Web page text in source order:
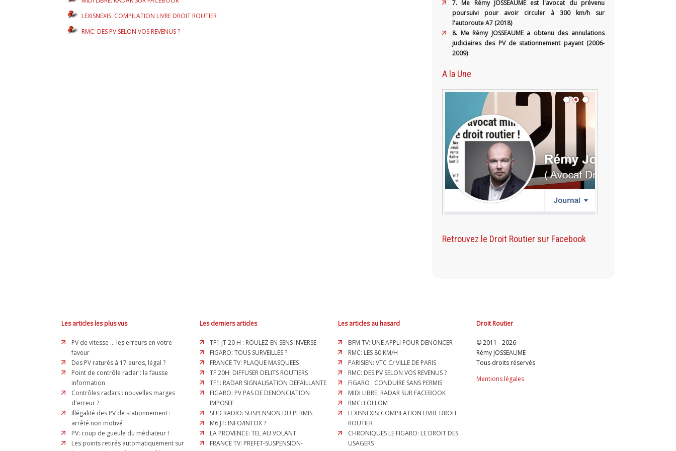
LEXISNEXIS: COMPILATION LIVRE DROIT ROUTIER
RMC: DES PV SELON VOS REVENUS ?
7. Me Rémy JOSSEAUME est l'avocat du prévenu
poursuivi pour avoir circuler à 300 km/h sur
l'autoroute A7 (2018)
8. Me Rémy JOSSEAUME a obtenu des annulations
judiciaires des PV de stationnement payant (2006-
2009)
A la Une
Retrouvez mon Blog sur Facebook
Retrouvez le Droit Routier sur Facebook
Les articles les plus vus
PV de vitesse ... les erreurs en votre
faveur
Des PV raturés à 17 euros, légal ?
Point de contrôle radar : la fausse
information
Contrôles radars : nouvelles marges
d'erreur ?
Illégalité des PV de stationnement :
arrêté non motivé
PV: coup de gueule du médiateur !
Les points retirés automatiquement sur
Les derniers articles
TF1 JT 20 H : ROULEZ EN SENS INVERSE
FIGARO: TOUS SURVEILLES ?
FRANCE TV: PLAQUE MASQUEES
TF 20H: DIFFUSER DELITS ROUTIERS
TF1: RADAR SIGNALISATION DEFAILLANTE
FIGARO: PV PAS DE DENONCIATION
IMPOSEE
SUD RADIO: SUSPENSION DU PERMIS
M6 JT: INFO/INTOX ?
LA PROVENCE: TEL AU VOLANT
FRANCE TV: PREFET-SUSPENSION-
Les articles au hasard
BFM TV: UNE APPLI POUR DENONCER
RMC: LES 80 KM/H
PARISIEN: VTC C/ VILLE DE PARIS
RMC: DES PV SELON VOS REVENUS ?
FIGARO : CONDUIRE SANS PERMIS
MIDI LIBRE: RADAR SUR FACEBOOK
RMC: LOI LOM
LEXISNEXIS: COMPILATION LIVRE DROIT
ROUTIER
CHRONIQUES LE FIGARO: LE DROIT DES
USAGERS
Droit Routier
© 2011 - 2026
Rémy JOSSEAUME
Tous droits réservés
Mentions légales